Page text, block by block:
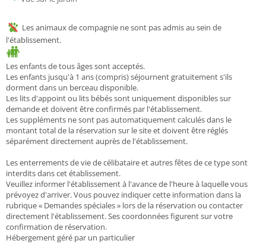
Les animaux de compagnie ne sont pas admis au sein de
l'établissement.
Les enfants de tous âges sont acceptés.
Les enfants jusqu'à 1 ans (compris) séjournent gratuitement s'ils
dorment dans un berceau disponible.
Les lits d'appoint ou lits bébés sont uniquement disponibles sur
demande et doivent être confirmés par l'établissement.
Les suppléments ne sont pas automatiquement calculés dans le
montant total de la réservation sur le site et doivent être réglés
séparément directement auprès de l'établissement.
Les enterrements de vie de célibataire et autres fêtes de ce type sont
interdits dans cet établissement.
Veuillez informer l'établissement à l'avance de l'heure à laquelle vous
prévoyez d'arriver. Vous pouvez indiquer cette information dans la
rubrique « Demandes spéciales » lors de la réservation ou contacter
directement l'établissement. Ses coordonnées figurent sur votre
confirmation de réservation.
Hébergement géré par un particulier